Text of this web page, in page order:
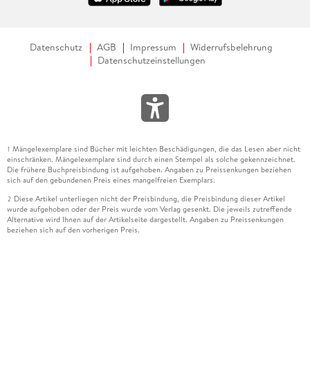
Datenschutz AGB Impressum
Widerrufsbelehrung
Datenschutzeinstellungen
1 Mängelexemplare sind Bücher mit leichten Beschädigungen, die das Lesen aber nicht
einschränken. Mängelexemplare sind durch einen Stempel als solche gekennzeichnet.
Die frühere Buchpreisbindung ist aufgehoben. Angaben zu Preissenkungen beziehen
sich auf den gebundenen Preis eines mangelfreien Exemplars.
2 Diese Artikel unterliegen nicht der Preisbindung, die Preisbindung dieser Artikel
wurde aufgehoben oder der Preis wurde vom Verlag gesenkt. Die jeweils zutreffende
Alternative wird Ihnen auf der Artikelseite dargestellt. Angaben zu Preissenkungen
beziehen sich auf den vorherigen Preis.